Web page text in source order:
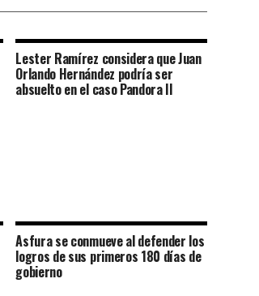
Lester Ramírez considera que Juan
Orlando Hernández podría ser
absuelto en el caso Pandora II
Asfura se conmueve al defender los
logros de sus primeros 180 días de
gobierno